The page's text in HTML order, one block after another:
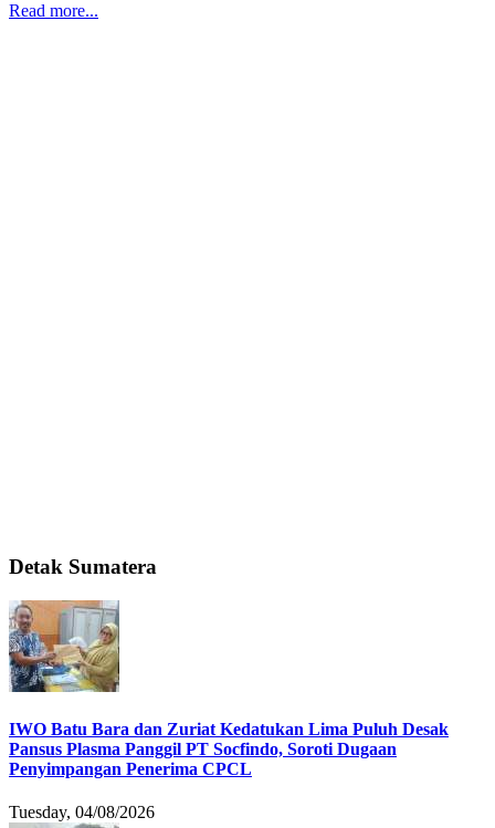
Read more...
Detak Sumatera
IWO Batu Bara dan Zuriat Kedatukan Lima Puluh Desak
Pansus Plasma Panggil PT Socfindo, Soroti Dugaan
Penyimpangan Penerima CPCL
Tuesday, 04/08/2026